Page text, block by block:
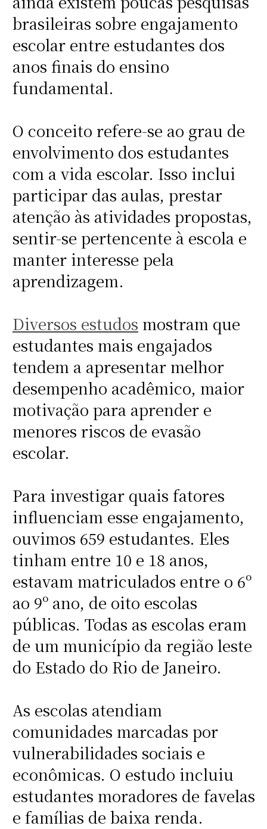
brasileiras sobre engajamento
escolar entre estudantes dos
anos finais do ensino
fundamental.
O conceito refere-se ao grau de
envolvimento dos estudantes
com a vida escolar. Isso inclui
participar das aulas, prestar
atenção às atividades propostas,
sentir-se pertencente à escola e
manter interesse pela
aprendizagem.
Diversos estudos mostram que
estudantes mais engajados
tendem a apresentar melhor
desempenho acadêmico, maior
motivação para aprender e
menores riscos de evasão
escolar.
Para investigar quais fatores
influenciam esse engajamento,
ouvimos 659 estudantes. Eles
tinham entre 10 e 18 anos,
estavam matriculados entre o 6º
ao 9º ano, de oito escolas
públicas. Todas as escolas eram
de um município da região leste
do Estado do Rio de Janeiro.
As escolas atendiam
comunidades marcadas por
vulnerabilidades sociais e
econômicas. O estudo incluiu
estudantes moradores de favelas
e famílias de baixa renda.